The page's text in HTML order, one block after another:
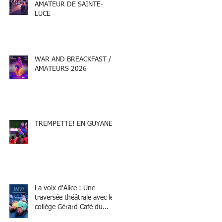
AMATEUR DE SAINTE-
LUCE
WAR AND BREACKFAST /
AMATEURS 2026
TREMPETTE! EN GUYANE
La voix d'Alice : Une
traversée théâtrale avec le
collège Gérard Café du